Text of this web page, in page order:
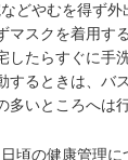
どやむを得ず外
マスクを着用する
したらすぐに手
するときは、バ
多いところへは
日頃の健康管理に